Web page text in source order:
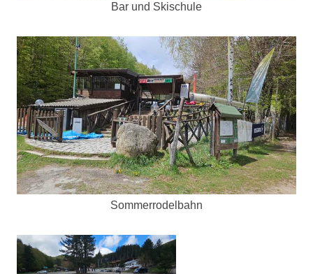
Bar und Skischule
Sommerrodelbahn